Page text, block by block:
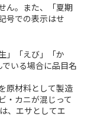
ん。また、「夏期
号での表示はせ
」「えび」「か
いる場合に品目名
原材料として製造
・カニが混じって
、エサとしてエ